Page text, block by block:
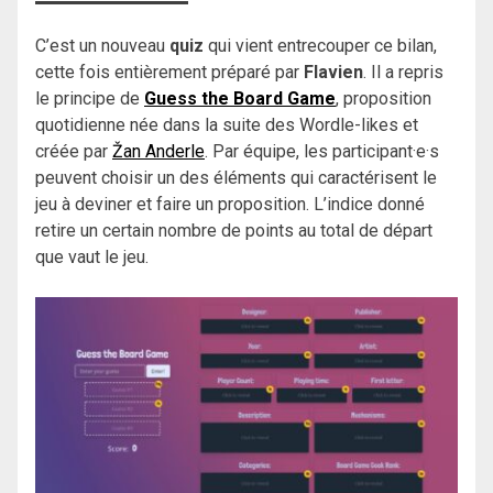
C’est un nouveau quiz qui vient entrecouper ce bilan,
cette fois entièrement préparé par Flavien. Il a repris
le principe de Guess the Board Game, proposition
quotidienne née dans la suite des Wordle-likes et
créée par Žan Anderle. Par équipe, les participant·e·s
peuvent choisir un des éléments qui caractérisent le
jeu à deviner et faire un proposition. L’indice donné
retire un certain nombre de points au total de départ
que vaut le jeu.